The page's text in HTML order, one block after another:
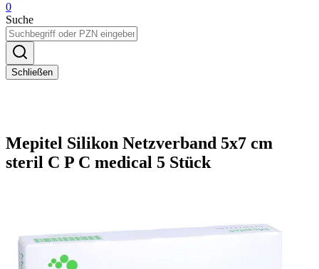
0
Suche
Schließen
Mepitel Silikon Netzverband 5x7 cm
steril C P C medical 5 Stück